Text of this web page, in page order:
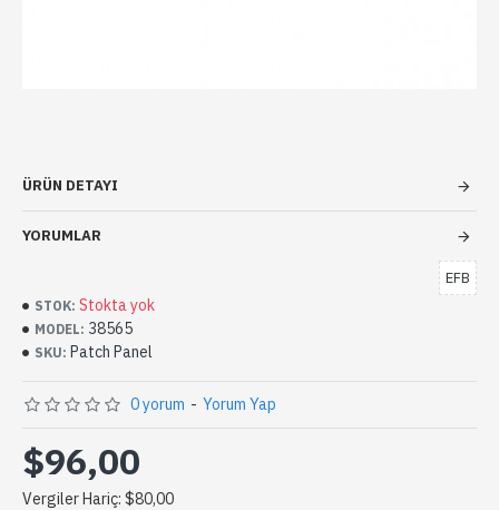
ÜRÜN DETAYI
YORUMLAR
STOK: Stokta yok
MODEL: 38565
SKU: Patch Panel
EFB
0 yorum - Yorum Yap
$96,00
Vergiler Hariç: $80,00